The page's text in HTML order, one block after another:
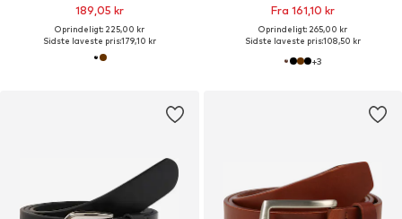
189,05 kr
Oprindeligt: 225,00 kr
Sidste laveste pris:179,10 kr
Fra 161,10 kr
Oprindeligt: 265,00 kr
Sidste laveste pris:108,50 kr
+3